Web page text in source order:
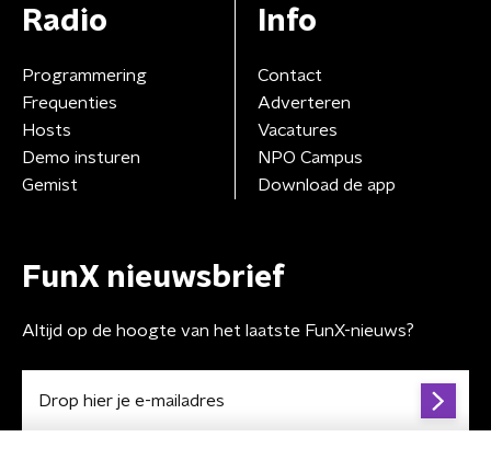
Radio
Programmering
Frequenties
Hosts
Demo insturen
Gemist
Info
Contact
Adverteren
Vacatures
NPO Campus
Download de app
FunX nieuwsbrief
Altijd op de hoogte van het laatste FunX-nieuws?